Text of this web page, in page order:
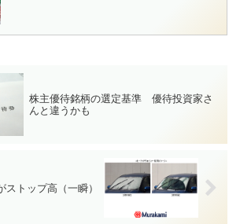
株主優待銘柄の選定基準 優待投資家さ
んと違うかも
ストップ高（一瞬）